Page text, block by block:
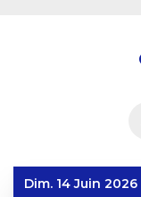
Dim. 14 Juin 2026